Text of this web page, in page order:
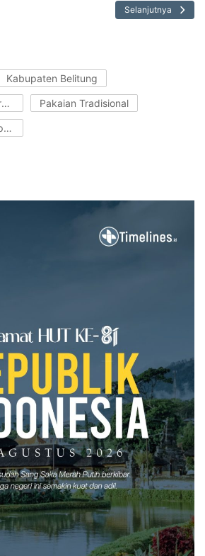
Selanjutnya
Kabupaten Belitung
Sanggar Seni Yuwaraja Pakaian Tradisional
Festival Budaya Napak Sire